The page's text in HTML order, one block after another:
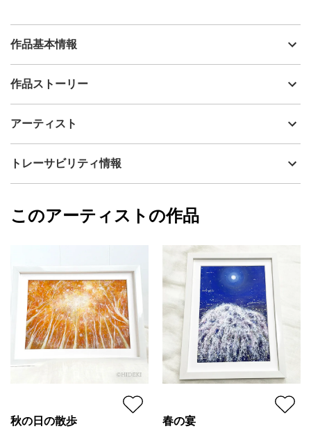
作品基本情報
出品者
制作年
アクリル
カラー
その他カラー
配送目安
二週間以内
作品ストーリー
永遠に輝き続く、愛のヒカリ
それは、人の心が映す幻影
心が健全であれば、
希望のヒカリが、わたしたちを導き続ける
明々と輝き続けるのは、
人の心という触媒が作用するため
アーティスト
HIDEKI
フォローする
トレーサビリティ情報
HIDEKI
このアーティストの作品
秋の日の散歩 春の宴